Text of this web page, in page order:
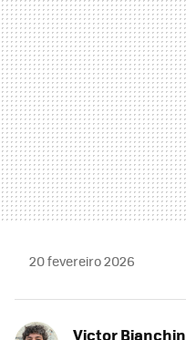
20 fevereiro 2026
Victor Bianchin